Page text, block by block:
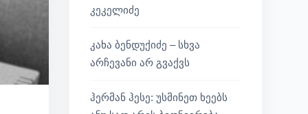
კეკელიძე
კახა ბენდუქიძე – სხვა
არჩევანი არ გვაქვს
ჰერმან ჰესე: უსმინეთ ხეებს